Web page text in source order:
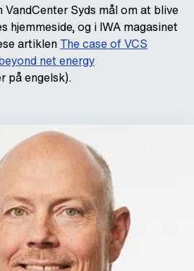
Syds mål om at blive
hjemmeside, og i IWA magasinet
artiklenThe case of VCS
net energy
på engelsk).